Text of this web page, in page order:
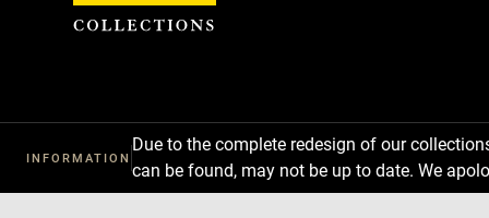
INFORMATION
Due to the complete redesign of our
can be found, may not be up to date. We
Cookies management panel